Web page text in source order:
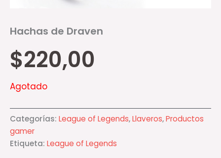
Hachas de Draven
$220,00
Agotado
Categorías: League of Legends,Llaveros,Productos
gamer
Etiqueta: League of Legends